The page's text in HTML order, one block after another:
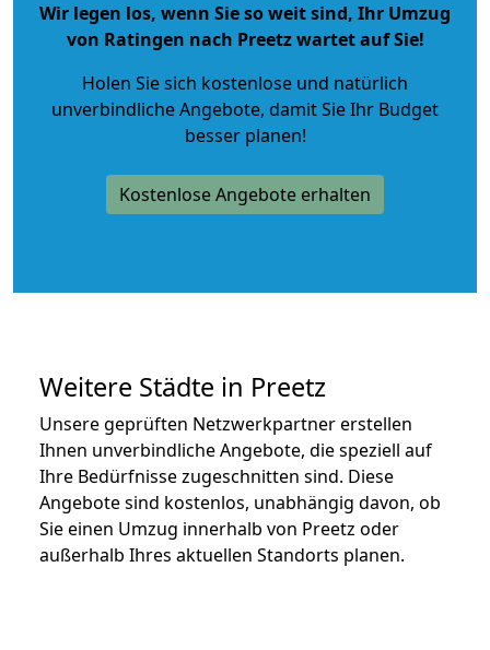
Wir legen los, wenn Sie so weit sind, Ihr Umzug
von Ratingen nach Preetz wartet auf Sie!
Holen Sie sich kostenlose und natürlich
unverbindliche Angebote, damit Sie Ihr Budget
besser planen!
Kostenlose Angebote erhalten
Weitere Städte in Preetz
Unsere geprüften Netzwerkpartner erstellen
Ihnen unverbindliche Angebote, die speziell auf
Ihre Bedürfnisse zugeschnitten sind. Diese
Angebote sind kostenlos, unabhängig davon, ob
Sie einen Umzug innerhalb von Preetz oder
außerhalb Ihres aktuellen Standorts planen.